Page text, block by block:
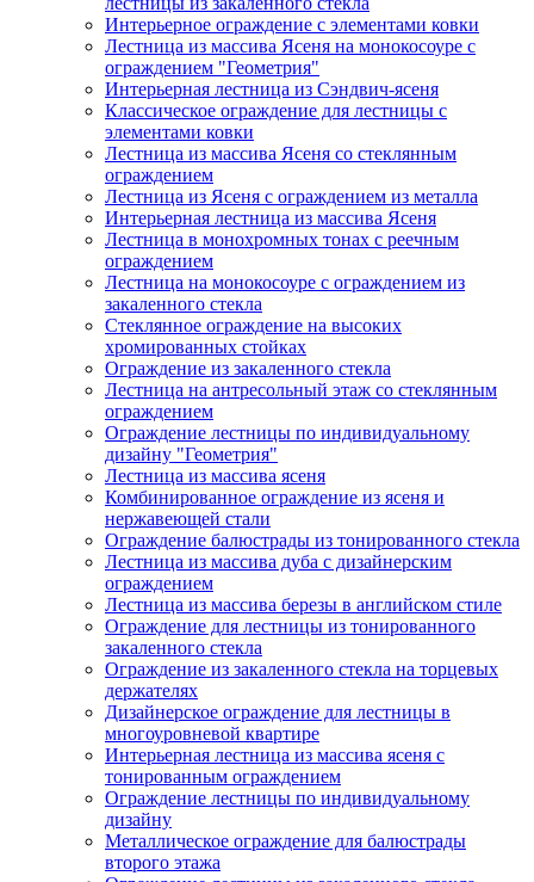
Интерьерное ограждение с элементами ковки
Лестница из массива Ясеня на монокосоуре с
ограждением "Геометрия"
Интерьерная лестница из Сэндвич-ясеня
Классическое ограждение для лестницы с
элементами ковки
Лестница из массива Ясеня со стеклянным
ограждением
Лестница из Ясеня с ограждением из металла
Интерьерная лестница из массива Ясеня
Лестница в монохромных тонах с реечным
ограждением
Лестница на монокосоуре с ограждением из
закаленного стекла
Стеклянное ограждение на высоких
хромированных стойках
Ограждение из закаленного стекла
Лестница на антресольный этаж со стеклянным
ограждением
Ограждение лестницы по индивидуальному
дизайну "Геометрия"
Лестница из массива ясеня
Комбинированное ограждение из ясеня и
нержавеющей стали
Ограждение балюстрады из тонированного стекла
Лестница из массива дуба с дизайнерским
ограждением
Лестница из массива березы в английском стиле
Ограждение для лестницы из тонированного
закаленного стекла
Ограждение из закаленного стекла на торцевых
держателях
Дизайнерское ограждение для лестницы в
многоуровневой квартире
Интерьерная лестница из массива ясеня с
тонированным ограждением
Ограждение лестницы по индивидуальному
дизайну
Металлическое ограждение для балюстрады
второго этажа